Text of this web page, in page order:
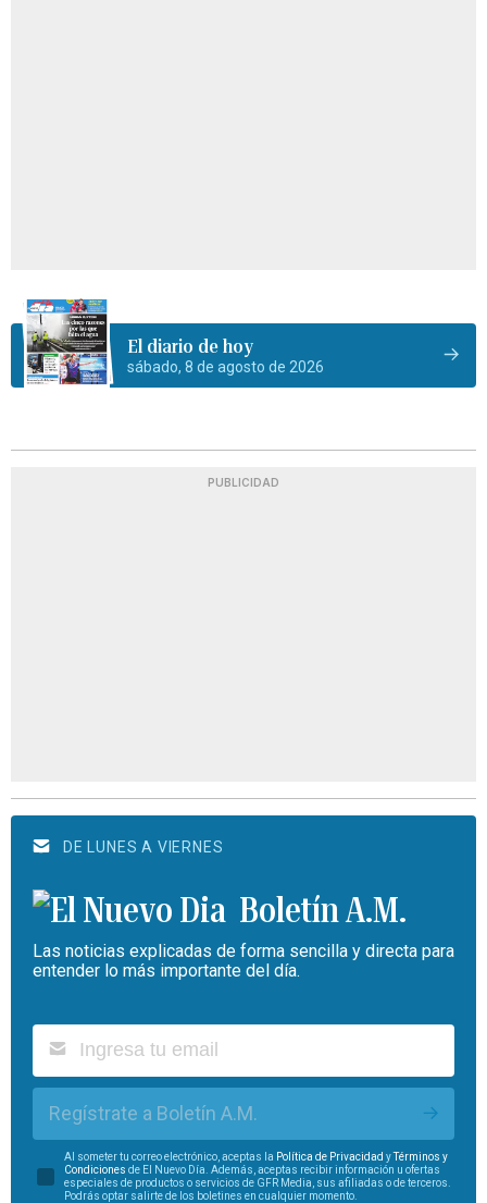
El diario de hoy
sábado, 8 de agosto de 2026
PUBLICIDAD
DE LUNES A VIERNES
Boletín A.M.
Las noticias explicadas de forma sencilla y directa para
entender lo más importante del día.
Regístrate a Boletín A.M.
Al someter tu correo electrónico, aceptas la Política de Privacidad yTérminos y
Condiciones de El Nuevo Día. Además, aceptas recibir información u ofertas
especiales de productos o servicios de GFR Media, sus afiliadas o de terceros.
Podrás optar salirte de los boletines en cualquier momento.